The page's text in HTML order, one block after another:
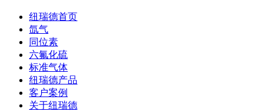
纽瑞德首页
氙气
同位素
六氟化硫
标准气体
纽瑞德产品
客户案例
关于纽瑞德